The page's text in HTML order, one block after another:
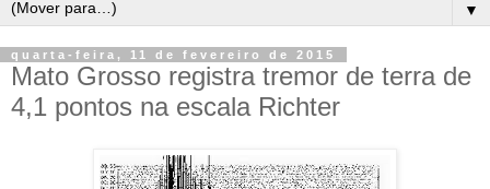
▼
quarta-feira, 11 de fevereiro de 2015
Mato Grosso registra tremor de terra de
4,1 pontos na escala Richter